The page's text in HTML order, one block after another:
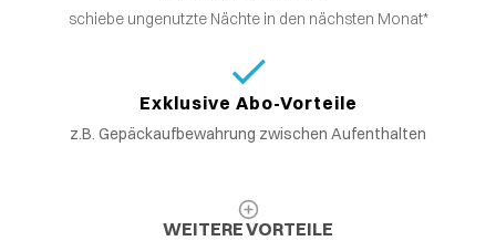
schiebe ungenutzte Nächte in den nächsten Monat*
Exklusive Abo-Vorteile
z.B. Gepäckaufbewahrung zwischen Aufenthalten
WEITERE VORTEILE